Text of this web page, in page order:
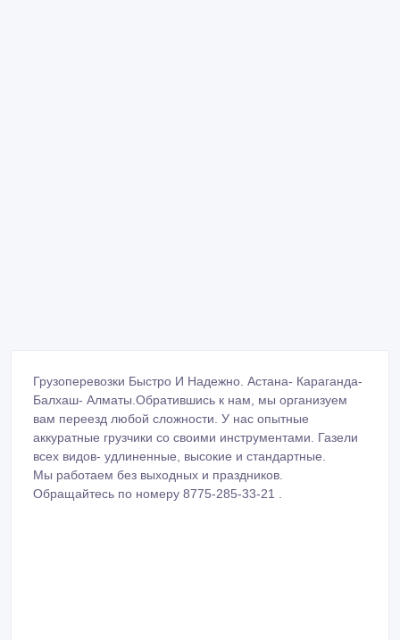
Грузоперевозки Быстро И Надежно. Астана- Караганда-
Балхаш- Алматы.Обратившись к нам, мы организуем
вам переезд любой сложности. У нас опытные
аккуратные грузчики со своими инструментами. Газели
всех видов- удлиненные, высокие и стандартные.
Мы работаем без выходных и праздников.
Обращайтесь по номеру 8775-285-33-21 .